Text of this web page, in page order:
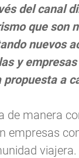
del canal
que son
nuevos
y
a
de manera
empresas
viajera.